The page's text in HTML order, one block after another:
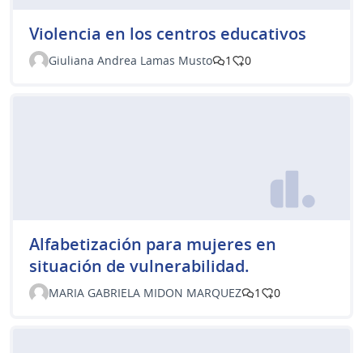
Violencia en los centros educativos
Giuliana Andrea Lamas Musto 1 0
Alfabetización para mujeres en
situación de vulnerabilidad.
MARIA GABRIELA MIDON MARQUEZ 1 0